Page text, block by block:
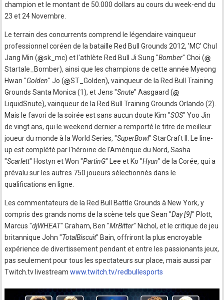
champion et le montant de 50.000 dollars au cours du week-end du
23 et 24 Novembre.
Le terrain des concurrents comprend le légendaire vainqueur
professionnel coréen de la bataille Red Bull Grounds 2012, 'MC' Chul
Jang Min (
sk_mc) et l'athlète Red Bull Ji Sung "Bomber" Choi (
Startale_Bomber), ainsi que les champions de cette année Myeong
Hwan "Golden" Jo (
ST_Golden), vainqueur de la Red Bull Training
Grounds Santa Monica (1), et Jens "Snute" Aasgaard (
LiquidSnute), vainqueur de la Red Bull Training Grounds Orlando (2).
Mais le favori de la soirée est sans aucun doute Kim "SOS" Yoo Jin
de vingt ans, qui le weekend dernier a remporté le titre de meilleur
joueur du monde à la World Series, "SuperBowl" StarCraft II. Le line-
up est complété par l'héroïne de l'Amérique du Nord, Sasha
"Scarlett" Hostyn et Won "PartinG" Lee et Ko "Hyun" de la Corée, qui a
prévalu sur les autres 750 joueurs sélectionnés dans le
qualifications en ligne.
Les commentateurs de la Red Bull Battle Grounds à New York, y
compris des grands noms de la scène tels que Sean "Day [9]" Plott,
Marcus "djWHEAT" Graham, Ben "MrBitter" Nichol, et le critique de jeu
britannique John "TotalBiscuit" Bain, offriront la plus encroyable
expérience de divertissement pendant et entre les passionants jeux,
pas seulement pour tous les spectateurs sur place, mais aussi par
Twitch.tv livestreamwww.twitch.tv/redbullesports